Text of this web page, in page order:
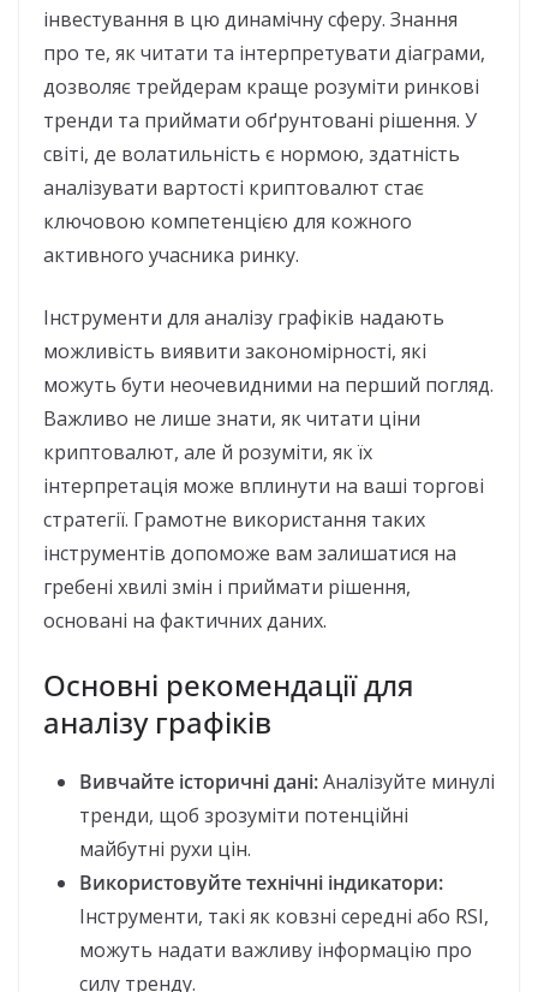
інвестування в цю динамічну сферу. Знання
про те, як читати та інтерпретувати діаграми,
дозволяє трейдерам краще розуміти ринкові
тренди та приймати обґрунтовані рішення. У
світі, де волатильність є нормою, здатність
аналізувати вартості криптовалют стає
ключовою компетенцією для кожного
активного учасника ринку.
Інструменти для аналізу графіків надають
можливість виявити закономірності, які
можуть бути неочевидними на перший погляд.
Важливо не лише знати, як читати ціни
криптовалют, але й розуміти, як їх
інтерпретація може вплинути на ваші торгові
стратегії. Грамотне використання таких
інструментів допоможе вам залишатися на
гребені хвилі змін і приймати рішення,
основані на фактичних даних.
Основні рекомендації для
аналізу графіків
Вивчайте історичні дані:Аналізуйте минулі
тренди, щоб зрозуміти потенційні
майбутні рухи цін.
Використовуйте технічні індикатори:
Інструменти, такі як ковзні середні або RSI,
можуть надати важливу інформацію про
силу тренду.